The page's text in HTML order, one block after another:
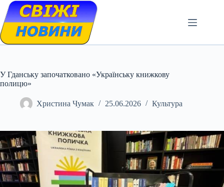
Skip
content
У Гданську започатковано «Українську книжкову
полицю»
Христина Чумак 25.06.2026 Культура